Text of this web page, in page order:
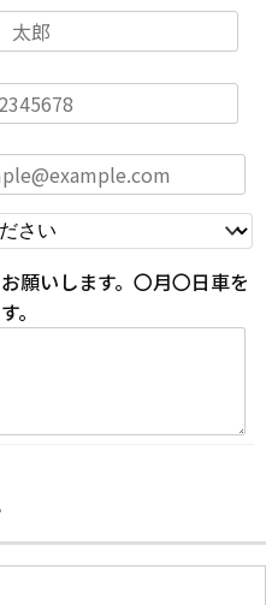
願いします。〇月〇日車を
。